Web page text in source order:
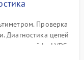
Проверка
Диагностика цепей
на шлейфе LVDS